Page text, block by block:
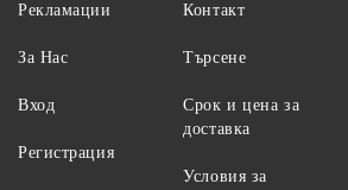
Рекламации
За Нас
Вход
Регистрация
Контакт
Търсене
Срок и цена за
доставка
Условия за